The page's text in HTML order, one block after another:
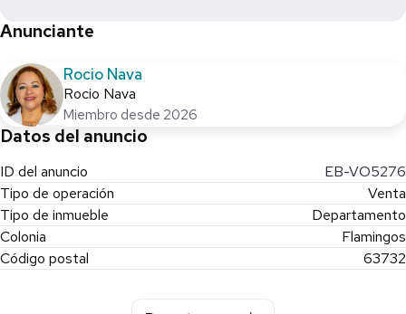
Anunciante
Rocio Nava
Rocio Nava
Miembro desde 2026
Datos del anuncio
ID del anuncio
EB-VO5276
Tipo de operación
Venta
Tipo de inmueble
Departamento
Colonia
Flamingos
Código postal
63732